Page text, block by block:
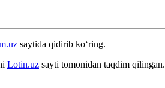
saytida qidirib ko‘ring.
Lotin.uz sayti tomonidan taqdim qilingan.